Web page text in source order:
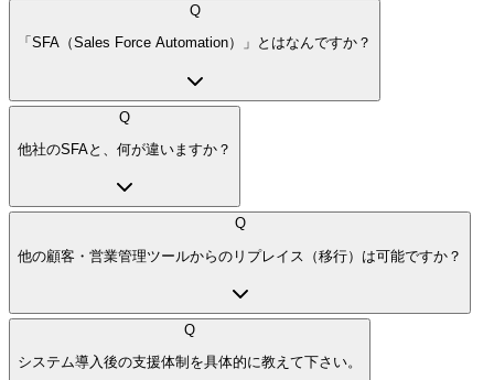
Q
「SFA（Sales Force Automation）」とはなんですか？
Q
他社のSFAと、何が違いますか？
Q
他の顧客・営業管理ツールからのリプレイス（移行）は可能ですか？
Q
システム導入後の支援体制を具体的に教えて下さい。